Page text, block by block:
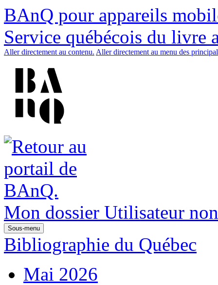
BAnQ pour appareils
Service québécois du livre
Aller directement au contenu. Aller directement au menu des
Mon dossier Utilisateur
Sous-menu
Bibliographie du Québec
Mai 2026